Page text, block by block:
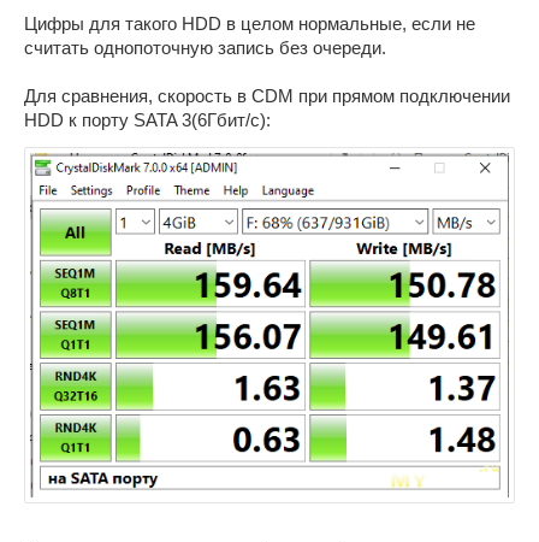
Цифры для такого HDD в целом нормальные, если не
считать однопоточную запись без очереди.
Для сравнения, скорость в CDM при прямом подключении
HDD к порту SATA 3(6Гбит/c):